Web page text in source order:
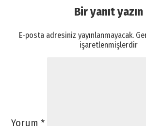
Bir yanıt yazın
E-posta adresiniz yayınlanmayacak.
işaretlenmişlerdir
Yorum *